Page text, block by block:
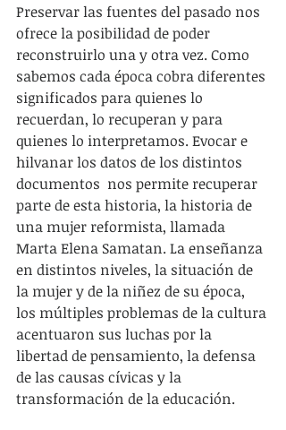
Preservar las fuentes del pasado nos
ofrece la posibilidad de poder
reconstruirlo una y otra vez. Como
sabemos cada época cobra diferentes
significados para quienes lo
recuerdan, lo recuperan y para
quienes lo interpretamos. Evocar e
hilvanar los datos de los distintos
documentos  nos permite recuperar
parte de esta historia, la historia de
una mujer reformista, llamada
Marta Elena Samatan. La enseñanza
en distintos niveles, la situación de
la mujer y de la niñez de su época,
los múltiples problemas de la cultura
acentuaron sus luchas por la
libertad de pensamiento, la defensa
de las causas cívicas y la
transformación de la educación.